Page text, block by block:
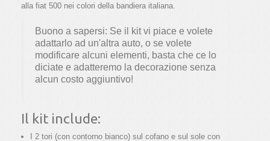
alla fiat 500 nei colori della bandiera italiana.
Buono a sapersi: Se il kit vi piace e volete
adattarlo ad un'altra auto, o se volete
modificare alcuni elementi, basta che ce lo
diciate e adatteremo la decorazione senza
alcun costo aggiuntivo!
Il kit include:
I 2 tori (con contorno bianco) sul cofano e sul sole con